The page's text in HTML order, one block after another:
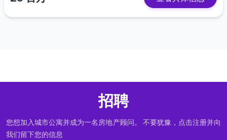
招聘
您想加入城市公寓并成为一名房地产顾问。 不要犹豫，点击注册并向
我们留下您的信息